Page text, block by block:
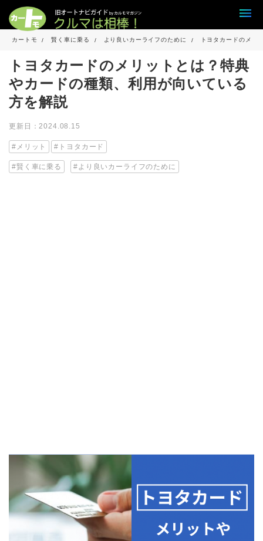
カートモ 賢く車に乗る より良いカーライフのために トヨタカードのメリ
トヨタカードのメリットとは？特典
やカードの種類、利用が向いている
方を解説
更新日：2024.08.15
メリット トヨタカード
賢く車に乗る より良いカーライフのために